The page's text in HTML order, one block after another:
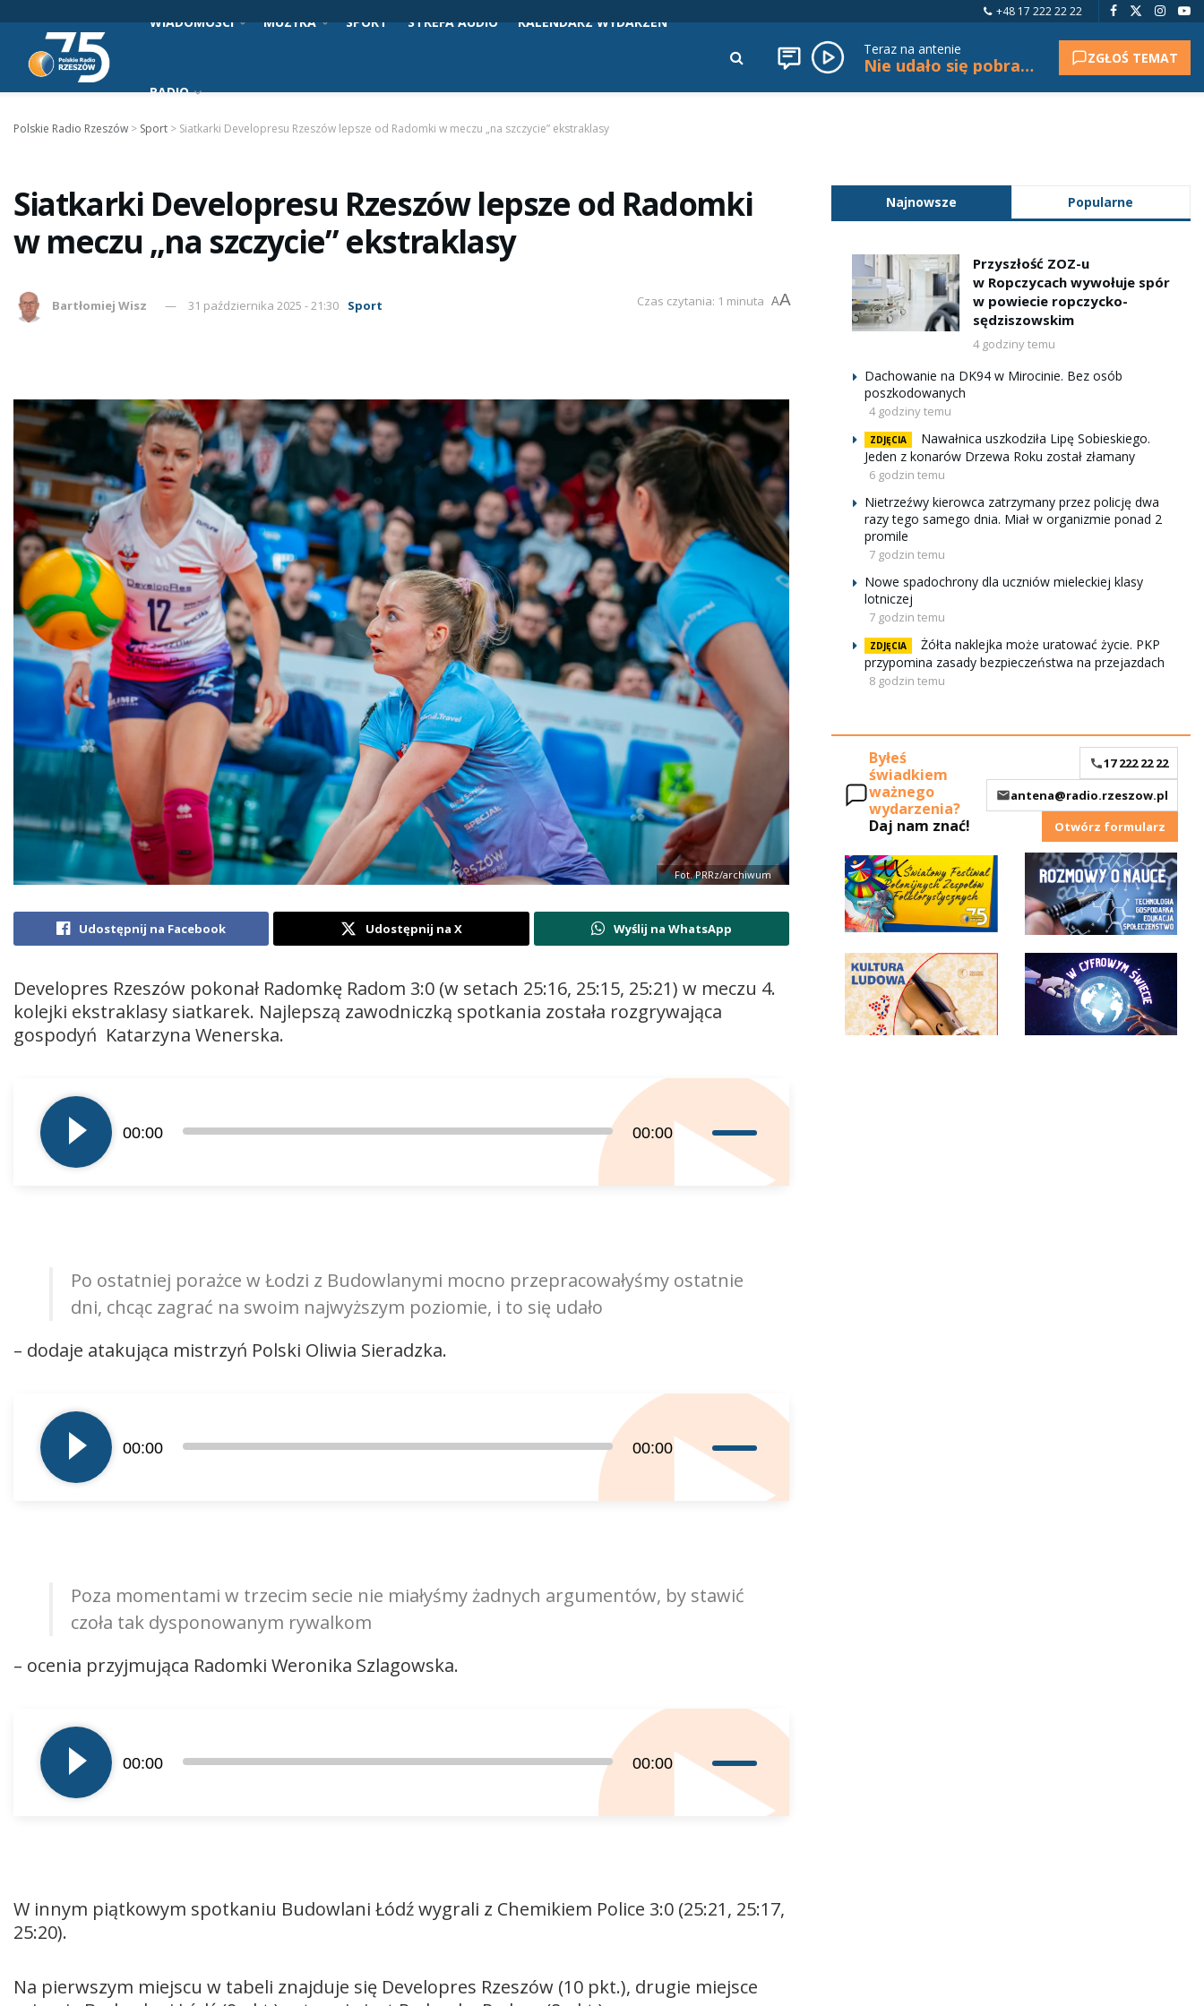
+48 17 222 22 22
WIADOMOŚCI MUZYKA SPORT STREFA AUDIO KALENDARZ WYDARZEŃ
RADIO
Teraz na antenie
Nie udało się pobrać tytułu. ZGŁOŚ TEMAT
Polskie Radio Rzeszów > Sport > Siatkarki Developresu Rzeszów lepsze od Radomki w meczu „na szczycie” ekstraklasy
Siatkarki Developresu Rzeszów lepsze od Radomki
w meczu „na szczycie” ekstraklasy
Bartłomiej Wisz 31 października 2025 - 21:30 Sport Czas czytania: 1 minuta AA
Fot. PRRz/archiwum
Udostępnij na Facebook Udostępnij na X Wyślij na WhatsApp
Developres Rzeszów pokonał Radomkę Radom 3:0 (w setach 25:16, 25:15, 25:21) w meczu 4.
kolejki ekstraklasy siatkarek. Najlepszą zawodniczką spotkania została rozgrywająca
gospodyń Katarzyna Wenerska.
plików
dźwiękowych
00:00 00:00
strzałek
aby
Po ostatniej porażce w Łodzi z Budowlanymi mocno przepracowałyśmy ostatnie
dni, chcąc zagrać na swoim najwyższym poziomie, i to się udało
– dodaje atakująca mistrzyń Polski Oliwia Sieradzka.
plików
dźwiękowych
00:00 00:00
strzałek
aby
Poza momentami w trzecim secie nie miałyśmy żadnych argumentów, by stawić
czoła tak dysponowanym rywalkom
– ocenia przyjmująca Radomki Weronika Szlagowska.
plików
dźwiękowych
00:00 00:00
strzałek
aby
zmniejszyć
W innym piątkowym spotkaniu Budowlani Łódź wygrali z Chemikiem Police 3:0 (25:21, 25:17,
25:20).
Na pierwszym miejscu w tabeli znajduje się Developres Rzeszów (10 pkt.), drugie miejsce
Najnowsze Popularne
Przyszłość ZOZ-u
w Ropczycach wywołuje spór
w powiecie ropczycko-
sędziszowskim
4 godziny temu
Dachowanie na DK94 w Mirocinie. Bez osób
poszkodowanych
4 godziny temu
ZDJĘCIA
Nawałnica uszkodziła Lipę Sobieskiego.
Jeden z konarów Drzewa Roku został złamany
6 godzin temu
Nietrzeźwy kierowca zatrzymany przez policję dwa
razy tego samego dnia. Miał w organizmie ponad 2
promile
7 godzin temu
Nowe spadochrony dla uczniów mieleckiej klasy
lotniczej
7 godzin temu
ZDJĘCIA
Żółta naklejka może uratować życie. PKP
przypomina zasady bezpieczeństwa na przejazdach
8 godzin temu
Byłeś
świadkiem
ważnego
wydarzenia?
Daj nam znać!
17 222 22 22
antena@radio.rzeszow.pl
Otwórz formularz